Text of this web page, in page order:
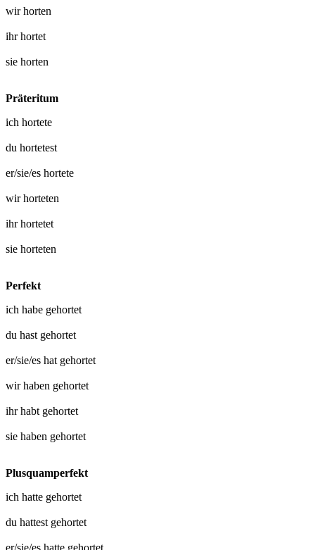
wirhorten
ihrhortet
sie horten
Präteritum
ich hortete
du hortetest
er/sie/es hortete
wirhorteten
ihrhortetet
sie horteten
Perfekt
ich habe gehortet
du hast gehortet
er/sie/es hat gehortet
wir haben gehortet
ihr habt gehortet
sie haben gehortet
Plusquamperfekt
ich hatte gehortet
du hattest gehortet
er/sie/es hatte gehortet